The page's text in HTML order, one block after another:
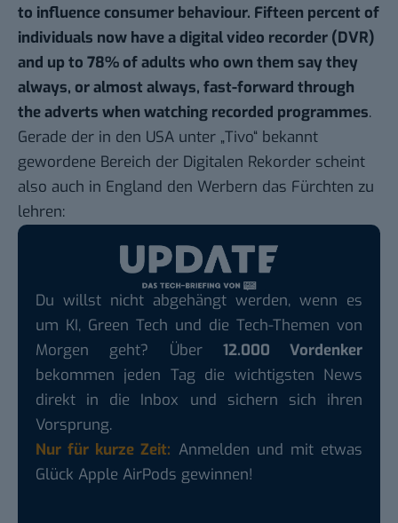
to influence consumer behaviour. Fifteen percent of
individuals now have a digital video recorder (DVR)
and up to 78% of adults who own them say they
always, or almost always, fast-forward through
the adverts when watching recorded programmes.
Gerade der in den USA unter „Tivo“ bekannt
gewordene Bereich der Digitalen Rekorder scheint
also auch in England den Werbern das Fürchten zu
lehren:
Du willst nicht abgehängt werden, wenn es
um KI, Green Tech und die Tech-Themen von
Morgen geht? Über 12.000 Vordenker
bekommen jeden Tag die wichtigsten News
direkt in die Inbox und sichern sich ihren
Vorsprung.
Nur für kurze Zeit: Anmelden und mit etwas
Glück Apple AirPods gewinnen!